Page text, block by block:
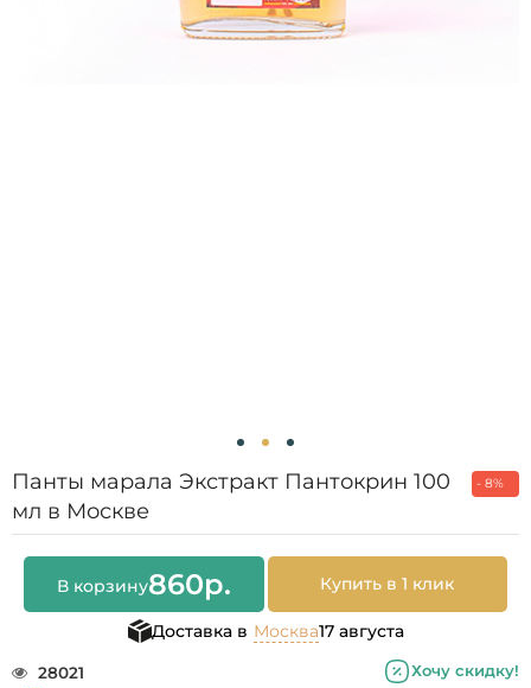
Панты марала Экстракт Пантокрин 100
мл в Москве
- 8%
В корзину860р. Купить в 1 клик
Доставка в Москва17 августа
28021
Хочу скидку!